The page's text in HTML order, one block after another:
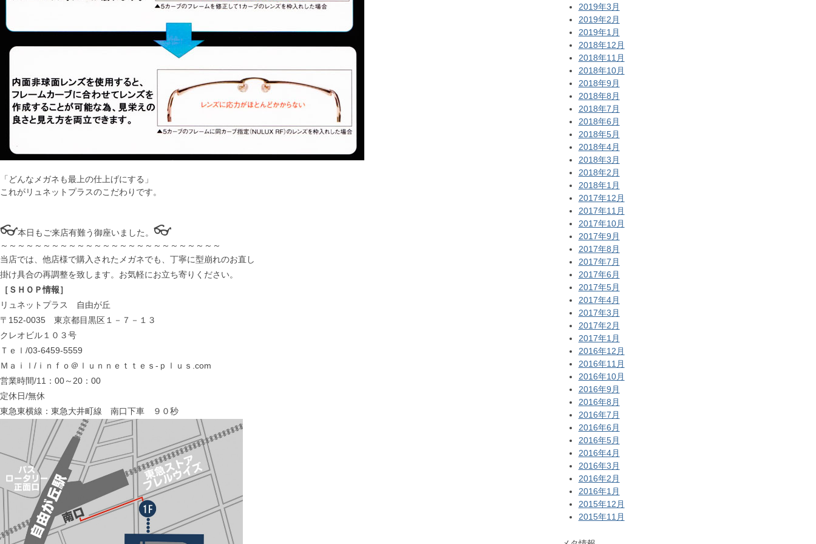
「どんなメガネも最上の仕上げにする」
これがリュネットプラスのこだわりです。
👓本日もご来店有難う御座いました。 👓
～～～～～～～～～～～～～～～～～～～～～～～～～～
当店では、他店様で購入されたメガネでも、丁寧に型崩れのお直し
掛け具合の再調整を致します。お気軽にお立ち寄りください。
［ＳＨＯＰ情報］
リュネットプラス 自由が丘
〒152-0035 東京都目黒区１－７－１３
クレオビル１０３号
Ｔｅｌ/03-6459-5559
Ｍａｉｌ/ｉｎｆｏ＠ｌｕｎｎｅｔｔｅｓ-ｐｌｕｓ.com
営業時間/11：00～20：00
定休日/無休
東急東横線：東急大井町線 南口下車 ９０秒
2019年3月
2019年2月
2019年1月
2018年12月
2018年11月
2018年10月
2018年9月
2018年8月
2018年7月
2018年6月
2018年5月
2018年4月
2018年3月
2018年2月
2018年1月
2017年12月
2017年11月
2017年10月
2017年9月
2017年8月
2017年7月
2017年6月
2017年5月
2017年4月
2017年3月
2017年2月
2017年1月
2016年12月
2016年11月
2016年10月
2016年9月
2016年8月
2016年7月
2016年6月
2016年5月
2016年4月
2016年3月
2016年2月
2016年1月
2015年12月
2015年11月